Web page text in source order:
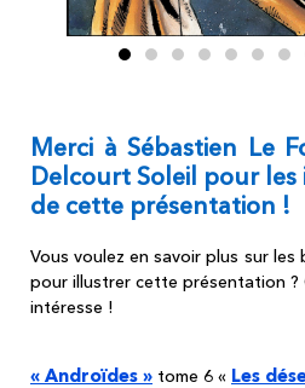
Merci à Sébastien Le
Delcourt Soleil pour
de cette présentation !
Vous voulez en savoir plus sur les
pour illustrer cette présentation ?
intéresse !
« Androïdes » tome 6 « Les